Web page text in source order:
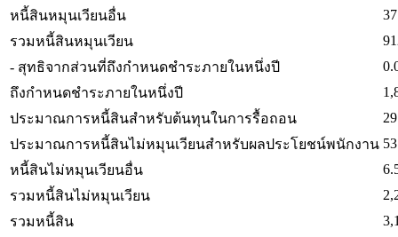
หนี้สินหมุนเวียนอื่น
รวมหนี้สินหมุนเวียน
- สุทธิจากส่วนที่ถึงกำหนดชำระภายในหนึ่งปี
ถึงกำหนดชำระภายในหนึ่งปี
ประมาณการหนี้สินสำหรับต้นทุนในการรื้อถอน
ประมาณการหนี้สินไม่หมุนเวียนสำหรับผลประโยชน์พนักงาน
หนี้สินไม่หมุนเวียนอื่น
รวมหนี้สินไม่หมุนเวียน
รวมหนี้สิน